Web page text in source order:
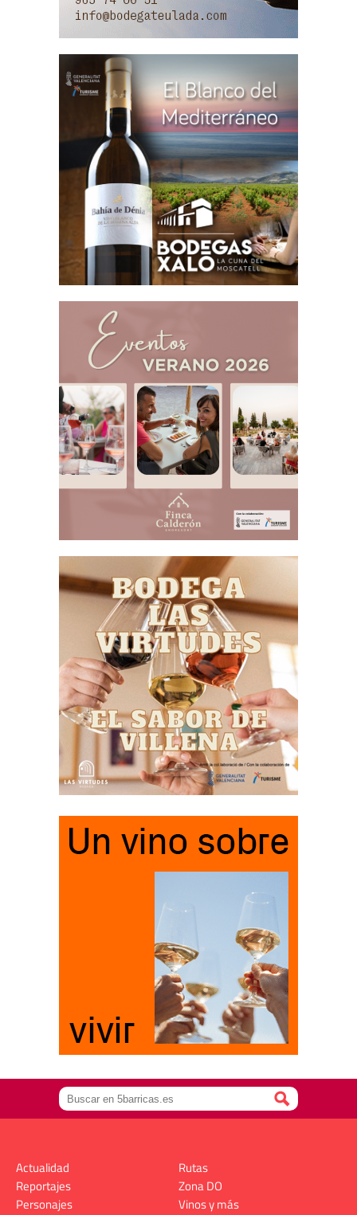
Actualidad
Reportajes
Personajes
Rutas
Zona DO
Vinos y más